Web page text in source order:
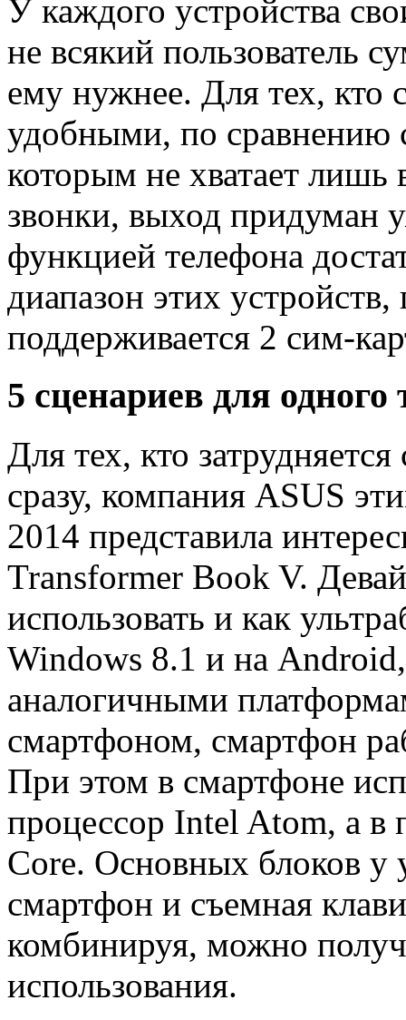
У каждого устройства
не всякий пользователь
ему нужнее. Для тех, кто
удобными, по сравнению
которым не хватает лишь
звонки, выход придуман
функцией телефона
диапазон этих
поддерживается 2 сим-
5 сценариев для
Для тех, кто
сразу, компания ASUS
2014 представила
Transformer Book V.
использовать и как
Windows 8.1 и на
аналогичными
смартфоном, смартфон
При этом в смартфоне
процессор Intel Atom, а
Core. Основных блоков у
смартфон и съемная
комбинируя, можно
использования.